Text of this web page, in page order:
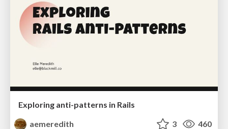
Exploring anti-patterns in Rails
aemeredith
3 460